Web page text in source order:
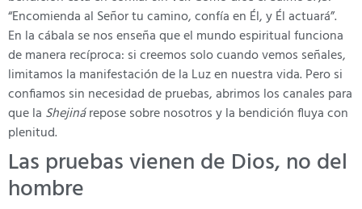
“Encomienda al Señor tu camino, confía en Él, y Él actuará”.
En la cábala se nos enseña que el mundo espiritual funciona
de manera recíproca: si creemos solo cuando vemos señales,
limitamos la manifestación de la Luz en nuestra vida. Pero si
confiamos sin necesidad de pruebas, abrimos los canales para
que la Shejinárepose sobre nosotros y la bendición fluya con
plenitud.
Las pruebas vienen de Dios, no del
hombre